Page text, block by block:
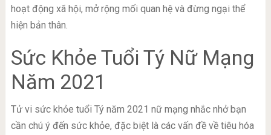
hoạt động xã hội, mở rộng mối quan hệ và đừng ngại thể
hiện bản thân.
Sức Khỏe Tuổi Tý Nữ Mạng
Năm 2021
Tử vi sức khỏe tuổi Tý năm 2021 nữ mạng nhắc nhở bạn
cần chú ý đến sức khỏe, đặc biệt là các vấn đề về tiêu hóa